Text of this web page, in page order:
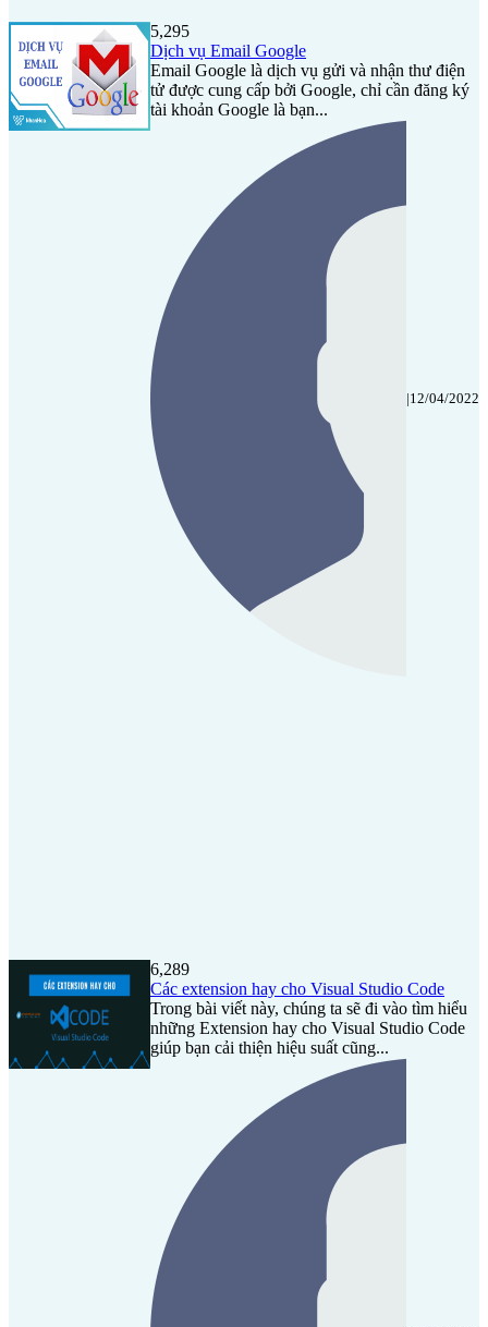
5,295
Dịch vụ Email Google
Email Google là dịch vụ gửi và nhận thư điện
tử được cung cấp bởi Google, chỉ cần đăng ký
tài khoản Google là bạn...
|12/04/2022
6,289
Các extension hay cho Visual Studio Code
Trong bài viết này, chúng ta sẽ đi vào tìm hiểu
những Extension hay cho Visual Studio Code
giúp bạn cải thiện hiệu suất cũng...